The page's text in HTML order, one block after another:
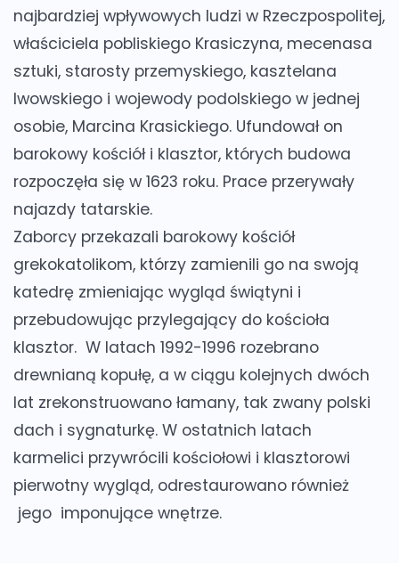
najbardziej wpływowych ludzi w Rzeczpospolitej,
właściciela pobliskiego Krasiczyna, mecenasa
sztuki, starosty przemyskiego, kasztelana
lwowskiego i wojewody podolskiego w jednej
osobie, Marcina Krasickiego. Ufundował on
barokowy kościół i klasztor, których budowa
rozpoczęła się w 1623 roku. Prace przerywały
najazdy tatarskie.
Zaborcy przekazali barokowy kościół
grekokatolikom, którzy zamienili go na swoją
katedrę zmieniając wygląd świątyni i
przebudowując przylegający do kościoła
klasztor. W latach 1992-1996 rozebrano
drewnianą kopułę, a w ciągu kolejnych dwóch
lat zrekonstruowano łamany, tak zwany polski
dach i sygnaturkę. W ostatnich latach
karmelici przywrócili kościołowi i klasztorowi
pierwotny wygląd, odrestaurowano również
jego imponujące wnętrze.